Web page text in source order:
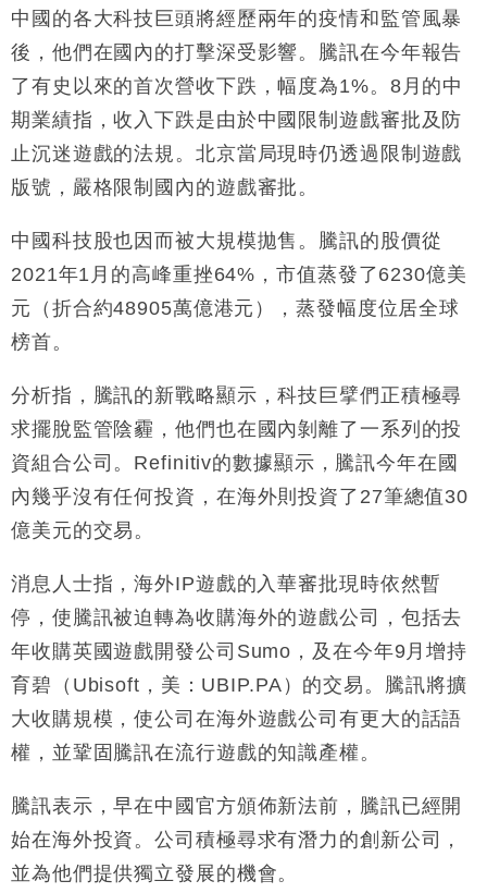
中國的各大科技巨頭將經歷兩年的疫情和監管風暴
後，他們在國內的打擊深受影響。騰訊在今年報告
了有史以來的首次營收下跌，幅度為1%。8月的中
期業績指，收入下跌是由於中國限制遊戲審批及防
止沉迷遊戲的法規。北京當局現時仍透過限制遊戲
版號，嚴格限制國內的遊戲審批。
中國科技股也因而被大規模拋售。騰訊的股價從
2021年1月的高峰重挫64%，市值蒸發了6230億美
元（折合約48905萬億港元），蒸發幅度位居全球
榜首。
分析指，騰訊的新戰略顯示，科技巨擘們正積極尋
求擺脫監管陰霾，他們也在國內剝離了一系列的投
資組合公司。Refinitiv的數據顯示，騰訊今年在國
內幾乎沒有任何投資，在海外則投資了27筆總值30
億美元的交易。
消息人士指，海外IP遊戲的入華審批現時依然暫
停，使騰訊被迫轉為收購海外的遊戲公司，包括去
年收購英國遊戲開發公司Sumo，及在今年9月增持
育碧（Ubisoft，美：UBIP.PA）的交易。騰訊將擴
大收購規模，使公司在海外遊戲公司有更大的話語
權，並鞏固騰訊在流行遊戲的知識產權。
騰訊表示，早在中國官方頒佈新法前，騰訊已經開
始在海外投資。公司積極尋求有潛力的創新公司，
並為他們提供獨立發展的機會。